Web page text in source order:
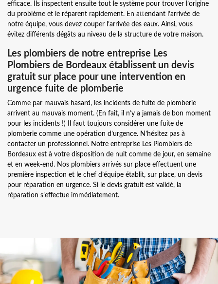
efficace. Ils inspectent ensuite tout le système pour trouver l’origine
du problème et le réparent rapidement. En attendant l’arrivée de
notre équipe, vous devez couper l’arrivée des eaux. Ainsi, vous
évitez différents dégâts au niveau de la structure de votre maison.
Les plombiers de notre entreprise Les
Plombiers de Bordeaux établissent un devis
gratuit sur place pour une intervention en
urgence fuite de plomberie
Comme par mauvais hasard, les incidents de fuite de plomberie
arrivent au mauvais moment. (En fait, il n’y a jamais de bon moment
pour les incidents !) Il faut toujours considérer une fuite de
plomberie comme une opération d’urgence. N’hésitez pas à
contacter un professionnel. Notre entreprise Les Plombiers de
Bordeaux est à votre disposition de nuit comme de jour, en semaine
et en week-end. Nos plombiers arrivés sur place effectuent une
première inspection et le chef d’équipe établit, sur place, un devis
pour réparation en urgence. Si le devis gratuit est validé, la
réparation s’effectue immédiatement.